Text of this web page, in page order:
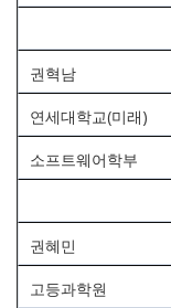
권혁남
연세대학교(미래)
소프트웨어학부
권혜민
고등과학원